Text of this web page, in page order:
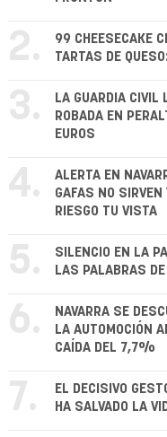
2.
99 CHEESECAKE
TARTAS DE
3.
LA GUARDIA CIVIL
ROBADA EN
EUROS
4.
ALERTA EN
GAFAS NO SIRVEN
RIESGO TU VISTA
5.
SILENCIO EN LA
LAS PALABRAS
6.
NAVARRA SE
LA AUTOMOCIÓN
CAÍDA DEL 7,7%
7.
EL DECISIVO
HA SALVADO LA